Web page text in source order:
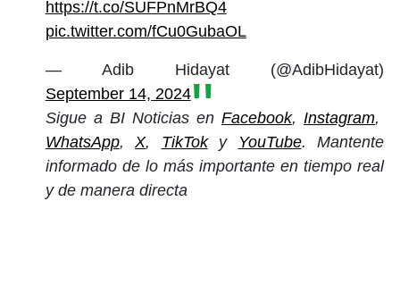
https://t.co/SUFPnMrBQ4
pic.twitter.com/fCu0GubaOL
— Adib Hidayat (@AdibHidayat)
September 14, 2024
Sigue a BI Noticias en Facebook, Instagram,
WhatsApp,X, TikToky YouTube. Mantente
informado de lo más importante en tiempo real
y de manera directa